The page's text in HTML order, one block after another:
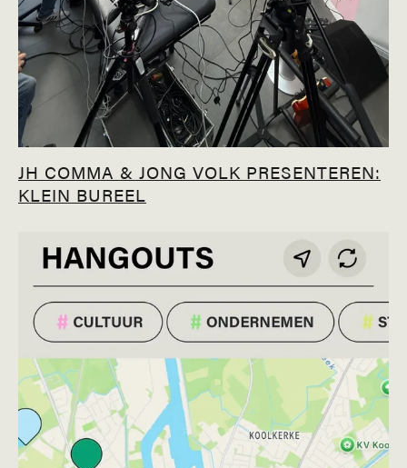
JH COMMA & JONG VOLK PRESENTEREN:
KLEIN BUREEL